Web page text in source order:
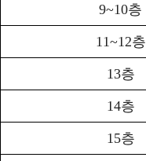
9~10층
11~12층
13층
14층
15층